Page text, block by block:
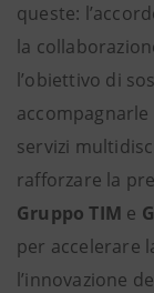
queste:
la
l’obiettivo di
servizi
rafforzare la
Gruppo TIM e
per accelerare
l’innovazione